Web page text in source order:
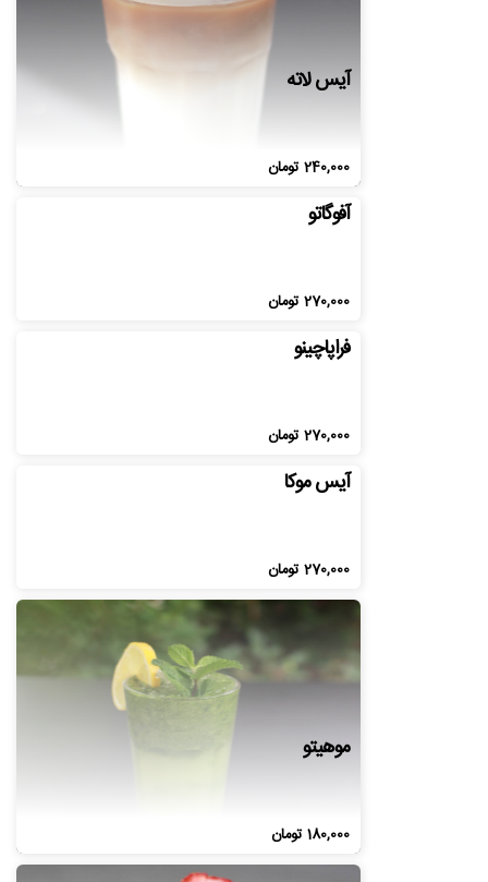
آیس لاته
240,000تومان
آفوگاتو
270,000تومان
فراپاچینو
270,000تومان
آیس موکا
270,000تومان
موهیتو
180,000تومان